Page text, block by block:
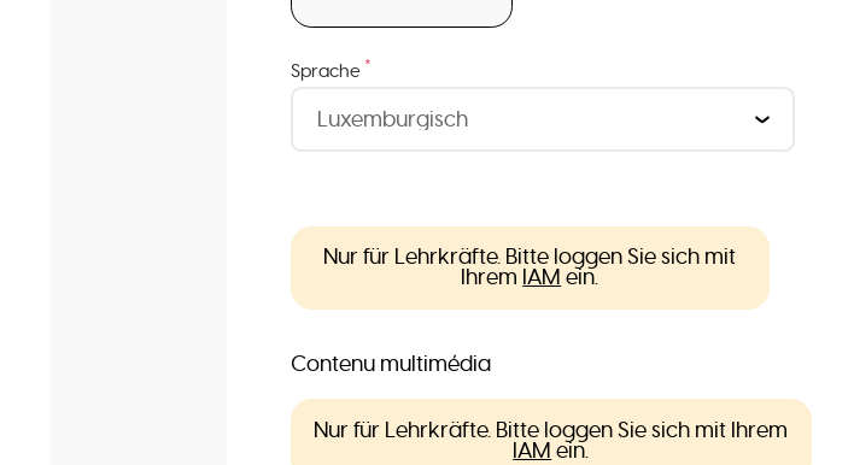
Sprache *
Nur für Lehrkräfte. Bitte loggen Sie sich mit
Ihrem IAM ein.
Contenu multimédia
Nur für Lehrkräfte. Bitte loggen Sie sich mit Ihrem
IAM ein.